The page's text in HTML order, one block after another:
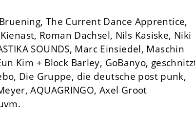
The Current Dance Apprentice,
Roman Dachsel, Nils Kasiske, Niki
SOUNDS, Marc Einsiedel, Maschin
Kim + Block Barley, GoBanyo,
Die Gruppe, die deutsche post punk,
AQUAGRINGO, Axel Groot